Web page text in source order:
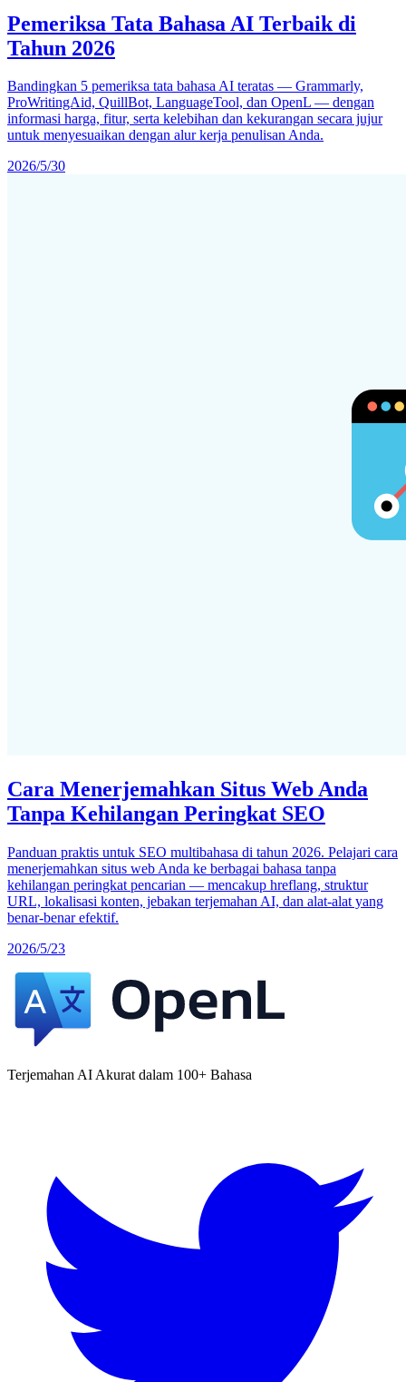
Pemeriksa Tata Bahasa AI Terbaik di
Tahun 2026
Bandingkan 5 pemeriksa tata bahasa AI teratas — Grammarly,
ProWritingAid, QuillBot, LanguageTool, dan OpenL — dengan
informasi harga, fitur, serta kelebihan dan kekurangan secara jujur
untuk menyesuaikan dengan alur kerja penulisan Anda.
2026/5/30
Cara Menerjemahkan Situs Web Anda
Tanpa Kehilangan Peringkat SEO
Panduan praktis untuk SEO multibahasa di tahun 2026. Pelajari cara
menerjemahkan situs web Anda ke berbagai bahasa tanpa
kehilangan peringkat pencarian — mencakup hreflang, struktur
URL, lokalisasi konten, jebakan terjemahan AI, dan alat-alat yang
benar-benar efektif.
2026/5/23
Terjemahan AI Akurat dalam 100+ Bahasa